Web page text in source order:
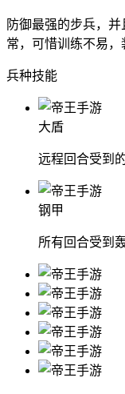
防御最强的步兵，
常，可惜训练不易，
兵种技能
大盾
远程回合受到
钢甲
所有回合受到